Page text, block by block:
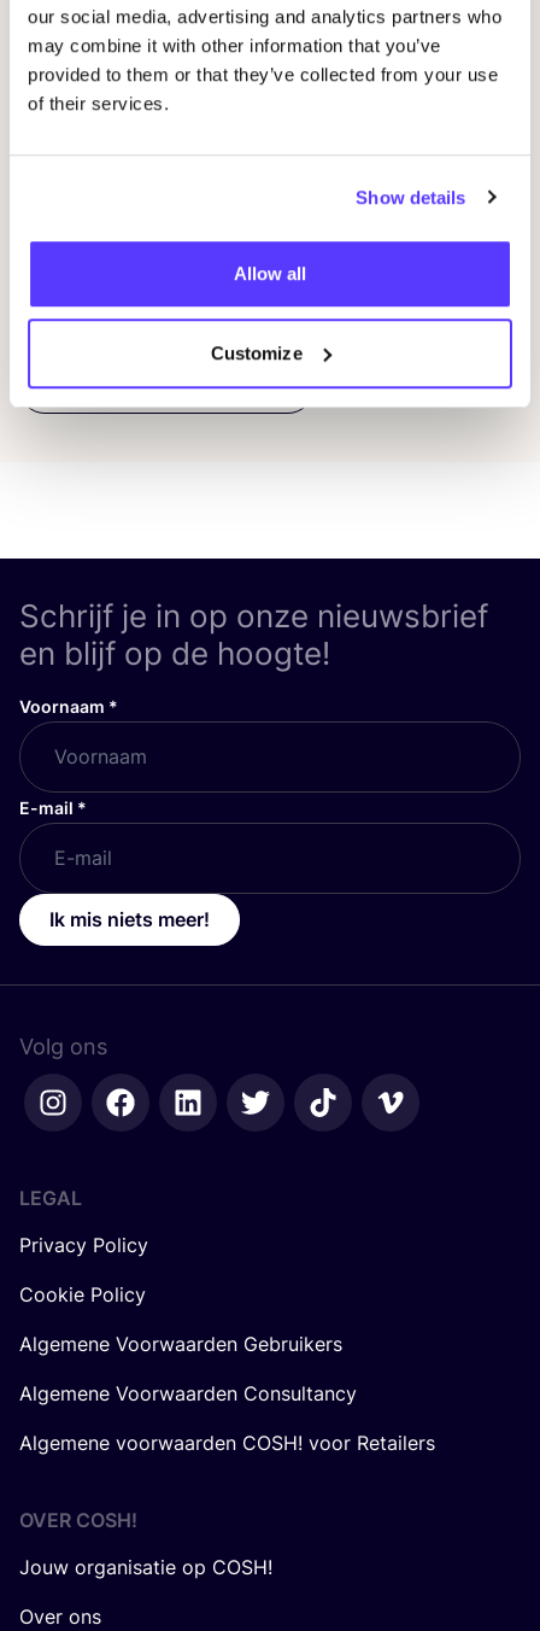
our social media, advertising and analytics partners who
may combine it with other information that you’ve
provided to them or that they’ve collected from your use
of their services.
Show details
Allow all
Customize
20 AUG
PreviousNext
Ontdek alle evenementen
Schrijf je in op onze nieuwsbrief
en blijf op de hoogte!
Voornaam *
E-mail *
Ik mis niets meer!
Volg ons
LEGAL
Privacy Policy
Cookie Policy
Algemene Voorwaarden Gebruikers
Algemene Voorwaarden Consultancy
Algemene voorwaarden COSH! voor Retailers
OVER COSH!
Jouw organisatie op COSH!
Over ons